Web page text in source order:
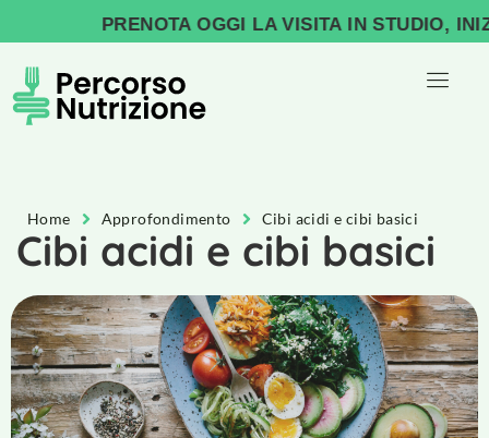
PRENOTA OGGI LA VISITA IN STUDIO, INIZIA
Home Approfondimento Cibi acidi e cibi basici
Cibi acidi e cibi basici